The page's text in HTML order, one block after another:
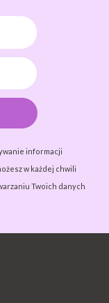
informacji
w każdej chwili
Twoich danych